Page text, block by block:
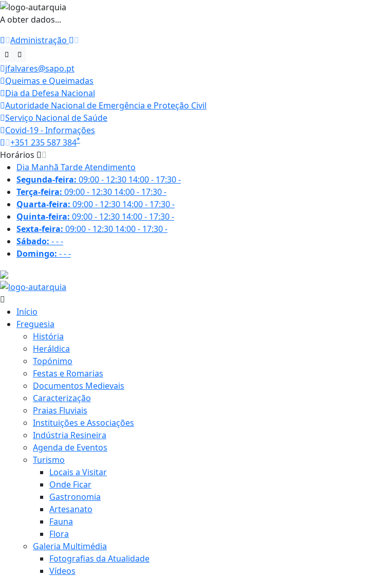
A obter dados...
Administração
jfalvares@sapo.pt
Queimas e Queimadas
Dia da Defesa Nacional
Autoridade Nacional de Emergência e Proteção Civil
Serviço Nacional de Saúde
Covid-19 - Informações
+351 235 587 384*
Horários
Dia Manhã TardeAtendimento
Segunda-feira: 09:00 - 12:30 14:00 - 17:30-
Terça-feira: 09:00 - 12:30 14:00 - 17:30-
Quarta-feira: 09:00 - 12:30 14:00 - 17:30-
Quinta-feira: 09:00 - 12:30 14:00 - 17:30-
Sexta-feira: 09:00 - 12:30 14:00 - 17:30-
Sábado: ---
Domingo: ---
Início
Freguesia
História
Heráldica
Topónimo
Festas e Romarias
Documentos Medievais
Caracterização
Praias Fluviais
Instituições e Associações
Indústria Resineira
Agenda de Eventos
Turismo
Locais a Visitar
Onde Ficar
Gastronomia
Artesanato
Fauna
Flora
Galeria Multimédia
Fotografias da Atualidade
Vídeos